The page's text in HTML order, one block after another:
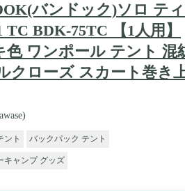
バンドック)ソロ ティ
TC BDK-75TC 【1人用】
色 ワンポール テント 混
クローズ スカート巻き
ント バックパック テント
キャンプ グッズ